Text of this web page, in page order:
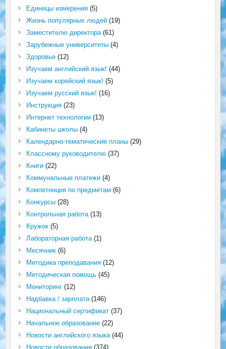
Единицы измерения(5)
Жизнь популярных людей(19)
Заместителю директора(61)
Зарубежные университеты(4)
Здоровье(12)
Изучаем английский язык! (44)
Изучаем корейский язык! (5)
Изучаем русский язык! (16)
Инструкция(23)
Интернет технологии(13)
Кабинеты школы(4)
Календарно-тематические планы(29)
Классному руководителю(37)
Книги(22)
Коммунальные платежи(4)
Компетенция по предметам (6)
Конкурсы(28)
Контрольная работа(13)
Кружок(5)
Лабораторная работа(1)
Месячник(6)
Методика преподавания(12)
Методическая помощь(45)
Мониторинг(12)
Надбавка / зарплата(146)
Национальный сертификат(37)
Начальное образование(22)
Новости английского языка(44)
Новости образования(374)